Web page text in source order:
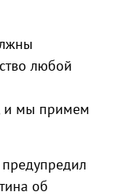
любой
и мы примем
об